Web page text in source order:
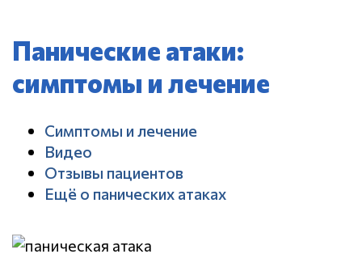
Панические атаки:
симптомы и лечение
Симптомы и лечение
Видео
Отзывы пациентов
Ещё о панических атаках